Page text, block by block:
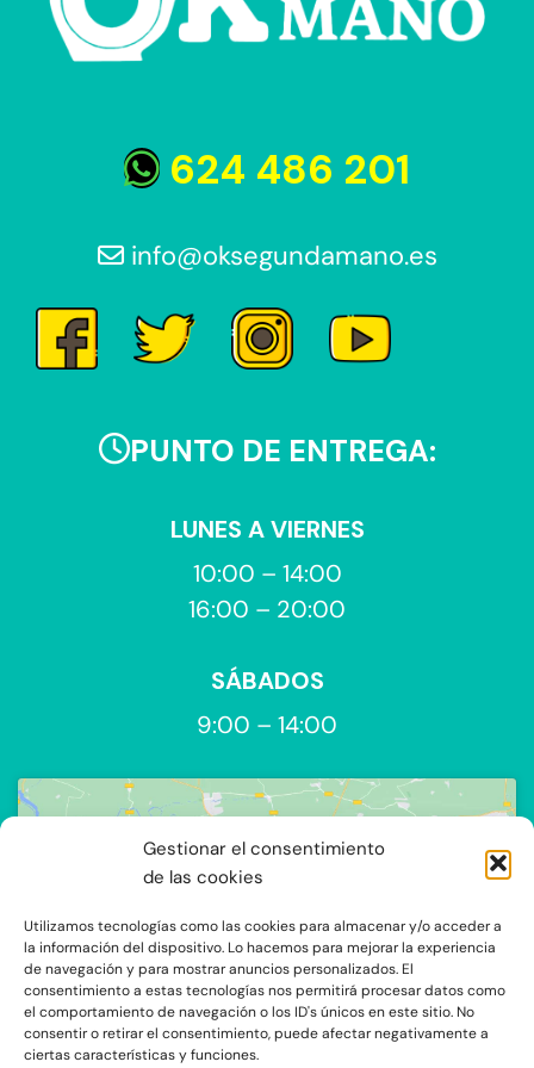
Gestionar el consentimiento
de las cookies
Utilizamos tecnologías como las cookies para almacenar y/o acceder a
la información del dispositivo. Lo hacemos para mejorar la experiencia
de navegación y para mostrar anuncios personalizados. El
consentimiento a estas tecnologías nos permitirá procesar datos como
el comportamiento de navegación o los ID's únicos en este sitio. No
consentir o retirar el consentimiento, puede afectar negativamente a
ciertas características y funciones.
624 486 201
info@oksegundamano.es
PUNTO DE ENTREGA:
LUNES A VIERNES
10:00 – 14:00
16:00 – 20:00
SÁBADOS
9:00 – 14:00
Haz clic para aceptar cookies de
marketing y permitir este contenido